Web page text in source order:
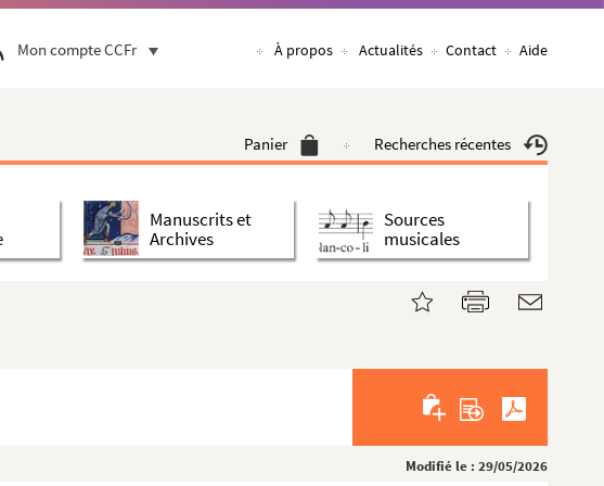
Mon compte CCFr À propos Actualités Contact Aide
Panier Recherches récentes
Manuscrits et
Archives
Sources
musicales
Modifié le : 29/05/2026